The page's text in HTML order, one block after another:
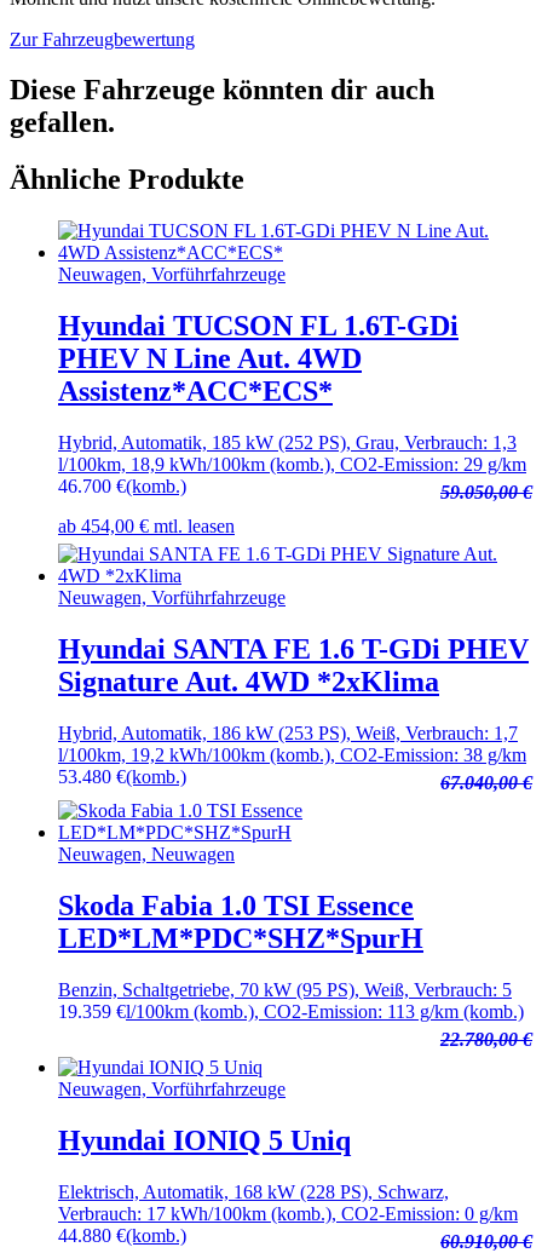
Zur Fahrzeugbewertung
Diese Fahrzeuge könnten dir auch
gefallen.
Ähnliche Produkte
Neuwagen, Vorführfahrzeuge
Hyundai TUCSON FL 1.6T-GDi
PHEV N Line Aut. 4WD
Assistenz*ACC*ECS*
Hybrid, Automatik, 185 kW (252 PS), Grau, Verbrauch: 1,3
l/100km, 18,9 kWh/100km (komb.), CO2-Emission: 29 g/km
(komb.)
46.700 €
59.050,00 €
ab 454,00 € mtl. leasen
Neuwagen, Vorführfahrzeuge
Hyundai SANTA FE 1.6 T-GDi PHEV
Signature Aut. 4WD *2xKlima
Hybrid, Automatik, 186 kW (253 PS), Weiß, Verbrauch: 1,7
l/100km, 19,2 kWh/100km (komb.), CO2-Emission: 38 g/km
(komb.)
53.480 € 67.040,00 €
Neuwagen, Neuwagen
Skoda Fabia 1.0 TSI Essence
LED*LM*PDC*SHZ*SpurH
Benzin, Schaltgetriebe, 70 kW (95 PS), Weiß, Verbrauch: 5
l/100km (komb.), CO2-Emission: 113 g/km (komb.)
19.359 €
22.780,00 €
Neuwagen, Vorführfahrzeuge
Hyundai IONIQ 5 Uniq
Elektrisch, Automatik, 168 kW (228 PS), Schwarz,
Verbrauch: 17 kWh/100km (komb.), CO2-Emission: 0 g/km
(komb.)
44.880 € 60.910,00 €